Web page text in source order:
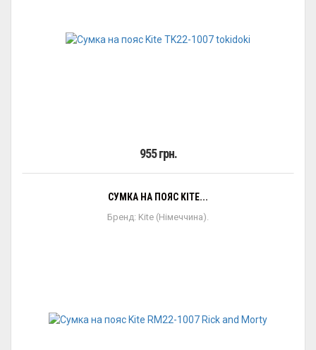
955 грн.
СУМКА НА ПОЯС KITE...
Бренд: Kite (Німеччина).